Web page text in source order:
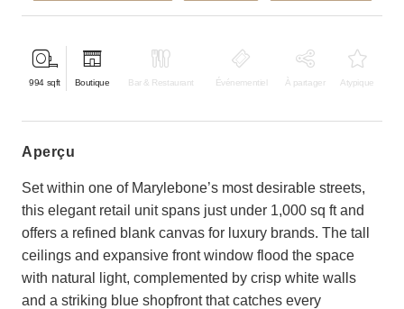
994 sqft Boutique Bar & Restaurant Événementiel À partager Atypique
aperçu
Set within one of Marylebone’s most desirable streets,
this elegant retail unit spans just under 1,000 sq ft and
offers a refined blank canvas for luxury brands. The tall
ceilings and expansive front window flood the space
with natural light, complemented by crisp white walls
and a striking blue shopfront that catches every